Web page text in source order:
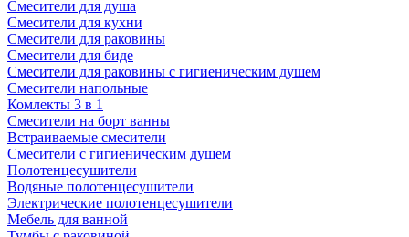
Смесители для душа
Смесители для кухни
Смесители для раковины
Смесители для биде
Смесители для раковины с гигиеническим душем
Смесители напольные
Комлекты 3 в 1
Смесители на борт ванны
Встраиваемые смесители
Смесители с гигиеническим душем
Полотенцесушители
Водяные полотенцесушители
Электрические полотенцесушители
Мебель для ванной